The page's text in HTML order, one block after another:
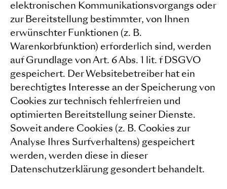
elektronischen Kommunikationsvorgangs oder
zur Bereitstellung bestimmter, von Ihnen
erwünschter Funktionen (z. B.
Warenkorbfunktion) erforderlich sind, werden
auf Grundlage von Art. 6 Abs. 1 lit. f DSGVO
gespeichert. Der Websitebetreiber hat ein
berechtigtes Interesse an der Speicherung von
Cookies zur technisch fehlerfreien und
optimierten Bereitstellung seiner Dienste.
Soweit andere Cookies (z. B. Cookies zur
Analyse Ihres Surfverhaltens) gespeichert
werden, werden diese in dieser
Datenschutzerklärung gesondert behandelt.